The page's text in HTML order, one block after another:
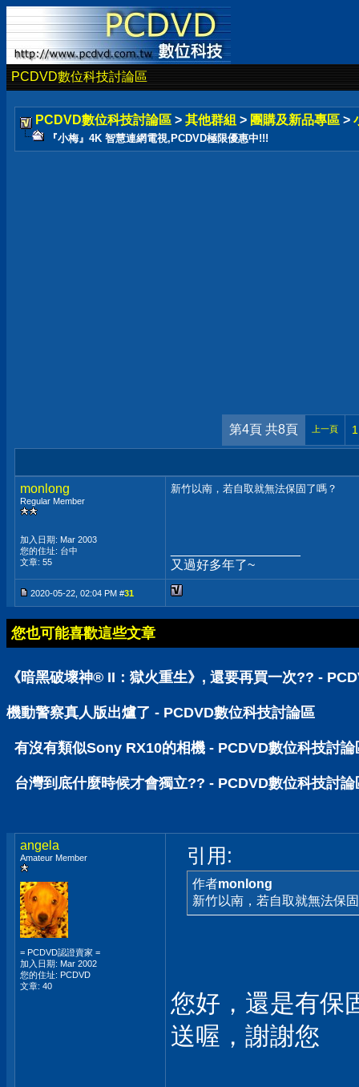
PCDVD數位科技討論區
PCDVD數位科技討論區 > 其他群組 > 團購及新品專區 >
『小梅』4K 智慧連網電視,PCDVD極限優惠中!!!
第4頁 共8頁 上一頁 1
monlong
Regular Member
加入日期: Mar 2003
您的住址: 台中
文章: 55
新竹以南，若自取就無法保固了嗎？
又過好多年了~
2020-05-22, 02:04 PM #31
您也可能喜歡這些文章
《暗黑破壞神® II：獄火重生》, 還要再買一次?? -
機動警察真人版出爐了 - PCDVD數位科技討論區
有沒有類似Sony RX10的相機 - PCDVD數位科技討論
台灣到底什麼時候才會獨立?? - PCDVD數位科技討論
angela
Amateur Member
= PCDVD認證賣家 =
加入日期: Mar 2002
您的住址: PCDVD
文章: 40
引用:
作者monlong
新竹以南，若自取就無法保
您好，還是有保
送喔，謝謝您